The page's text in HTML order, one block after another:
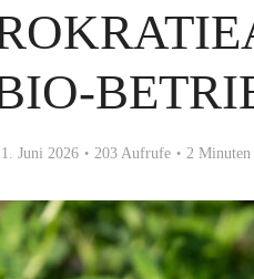
1. Juni 2026 203 Aufrufe 2 Minuten